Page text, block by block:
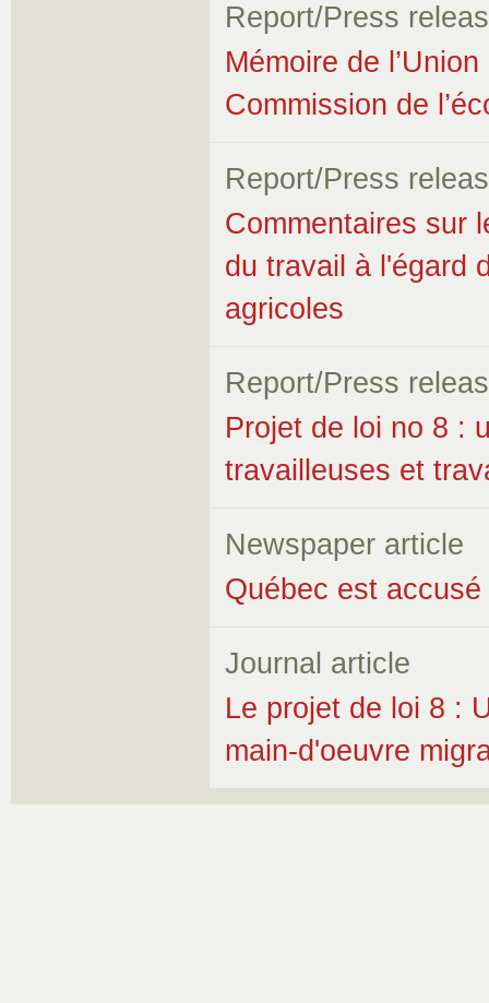
Report/Press
Mémoire de
Commission de
Report/Press
Commentaires sur
du travail à l'égard
agricoles
Report/Press
Projet de loi no 8 :
travailleuses et
Newspaper article
Québec est
Journal article
Le projet de loi 8 :
main-d'oeuvre